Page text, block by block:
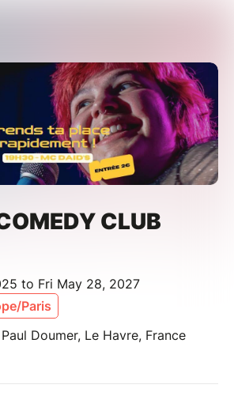
CLUB
to Fri May 28, 2027
Paris
Doumer, Le Havre, France